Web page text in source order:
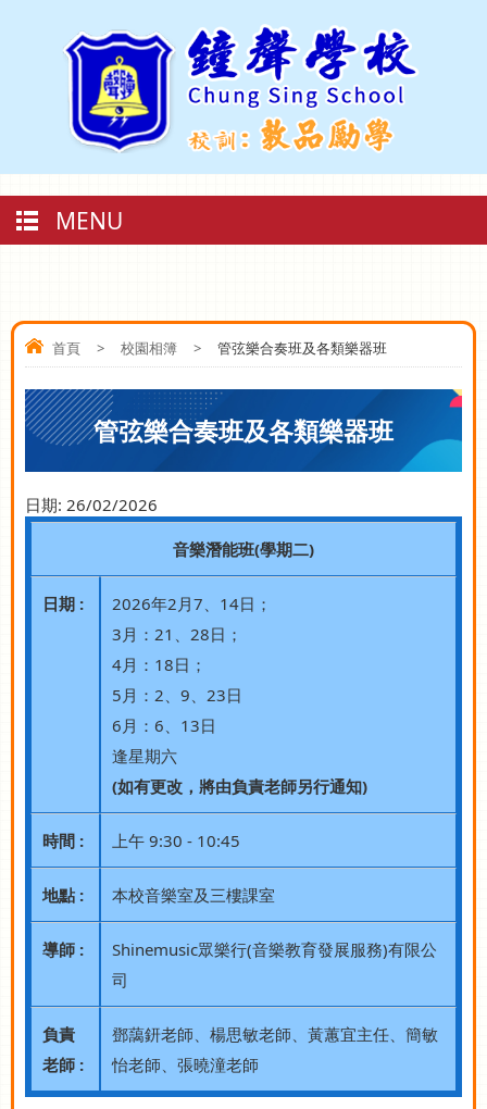
MENU
首頁 > 校園相簿 > 管弦樂合奏班及各類樂器班
管弦樂合奏班及各類樂器班
日期: 26/02/2026
音樂潛能班(學期二)
日期 :
2026年2月7、14日；
3月：21、28日；
4月：18日；
5月：2、9、23日
6月：6、13日
逢星期六
(如有更改，將由負責老師另行通知)
時間 : 上午 9:30 - 10:45
地點 : 本校音樂室及三樓課室
導師 :
Shinemusic眾樂行(音樂教育發展服務)有限公
司
負責
老師 :
鄧藹鈃老師、楊思敏老師、黃蕙宜主任、簡敏
怡老師、張曉潼老師